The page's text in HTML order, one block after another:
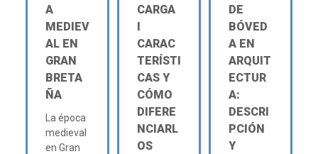
A
MEDIEV
AL EN
GRAN
BRETA
ÑA
La época
medieval
en Gran
CARGA
Ι
CARAC
TERÍSTI
CAS Y
CÓMO
DIFERE
NCIARL
OS
DE
BÓVED
A EN
ARQUIT
ECTUR
A:
DESCRI
PCIÓN
Y